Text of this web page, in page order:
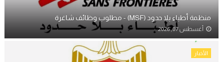
منظمة أطباء بلا حدود (MSF) - مطلوب وظائف شاغرة
أغسطس 07, 2026
الأخبار